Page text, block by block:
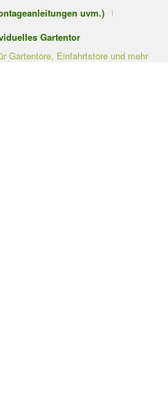
uvm.)
Gartentor
Gartentore, Einfahrtstore und mehr